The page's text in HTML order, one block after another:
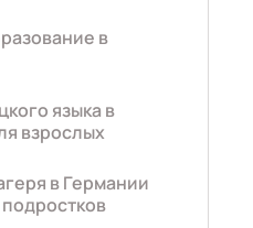
в
языка в
взрослых
в Германии